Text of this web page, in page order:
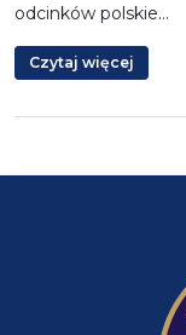
odcinków polskie…
Czytaj więcej